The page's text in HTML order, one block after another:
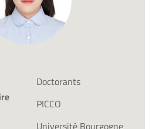
Doctorants
PICCO
Université Bourgogne